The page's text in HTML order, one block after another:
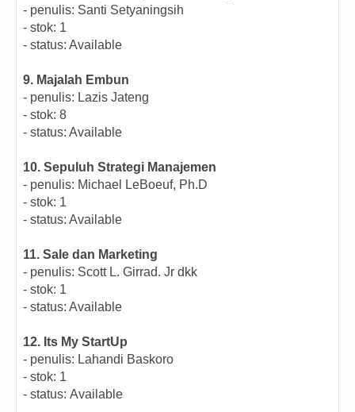
- penulis: Santi Setyaningsih
- stok: 1
- status: Available
9. Majalah Embun
- penulis: Lazis Jateng
- stok: 8
- status: Available
10. Sepuluh Strategi Manajemen
- penulis: Michael LeBoeuf, Ph.D
- stok: 1
- status: Available
11. Sale dan Marketing
- penulis: Scott L. Girrad. Jr dkk
- stok: 1
- status: Available
12. Its My StartUp
- penulis: Lahandi Baskoro
- stok: 1
- status: Available